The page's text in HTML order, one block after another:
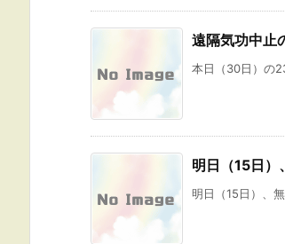
遠隔気功中止
本日（30日）の
明日（15日）
明日（15日）、